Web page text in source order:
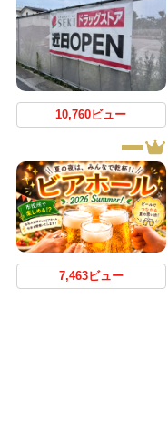
10,760ビュー
7,463ビュー